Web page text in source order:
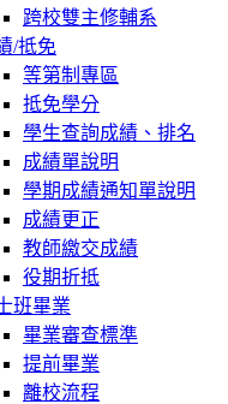
跨校雙主修輔系
/抵免
等第制專區
抵免學分
學生查詢成績、排名
成績單說明
學期成績通知單說明
成績更正
教師繳交成績
役期折抵
班畢業
畢業審查標準
提前畢業
離校流程